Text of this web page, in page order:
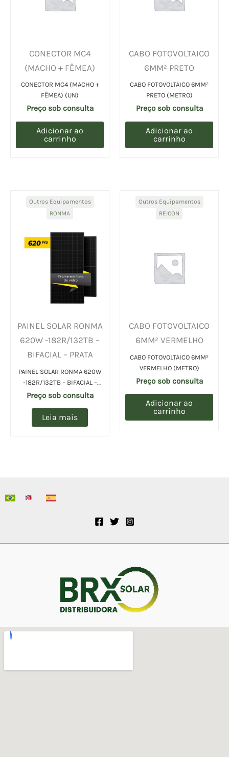
CONECTOR MC4
(MACHO + FÊMEA)
CONECTOR MC4 (MACHO +
FÊMEA) (UN)
Preço sob consulta
Adicionar ao
carrinho
CABO FOTOVOLTAICO
6MM² PRETO
CABO FOTOVOLTAICO 6MM²
PRETO (METRO)
Preço sob consulta
Adicionar ao
carrinho
Outros Equipamentos
RONMA
PAINEL SOLAR RONMA
620W -182R/132TB –
BIFACIAL – PRATA
PAINEL SOLAR RONMA 620W
-182R/132TB – BIFACIAL –
PRATA (UN)
Preço sob consulta
Leia mais
Outros Equipamentos
REICON
CABO FOTOVOLTAICO
6MM² VERMELHO
CABO FOTOVOLTAICO 6MM²
VERMELHO (METRO)
Preço sob consulta
Adicionar ao
carrinho